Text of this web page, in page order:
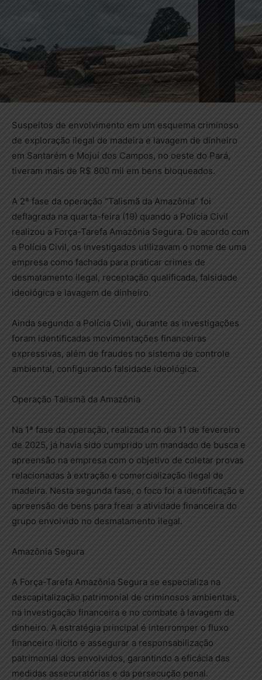
Suspeitos de envolvimento em um esquema criminoso
de exploração ilegal de madeira e lavagem de dinheiro
em Santarém e Mojuí dos Campos, no oeste do Pará,
tiveram mais de R$ 800 mil em bens bloqueados.
A 2ª fase da operação “Talismã da Amazônia” foi
deflagrada na quarta-feira (19) quando a Polícia Civil
realizou a Força-Tarefa Amazônia Segura. De acordo com
a Polícia Civil, os investigados utilizavam o nome de uma
empresa como fachada para praticar crimes de
desmatamento ilegal, receptação qualificada, falsidade
ideológica e lavagem de dinheiro.
Ainda segundo a Polícia Civil, durante as investigações
foram identificadas movimentações financeiras
expressivas, além de fraudes no sistema de controle
ambiental, configurando falsidade ideológica.
Operação Talismã da Amazônia
Na 1ª fase da operação, realizada no dia 11 de fevereiro
de 2025, já havia sido cumprido um mandado de busca e
apreensão na empresa com o objetivo de coletar provas
relacionadas à extração e comercialização ilegal de
madeira. Nesta segunda fase, o foco foi a identificação e
apreensão de bens para frear a atividade financeira do
grupo envolvido no desmatamento ilegal.
Amazônia Segura
A Força-Tarefa Amazônia Segura se especializa na
descapitalização patrimonial de criminosos ambientais,
na investigação financeira e no combate à lavagem de
dinheiro. A estratégia principal é interromper o fluxo
financeiro ilícito e assegurar a responsabilização
patrimonial dos envolvidos, garantindo a eficácia das
medidas assecuratórias e da persecução penal.